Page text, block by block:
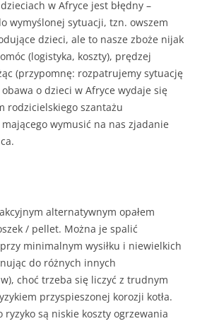
w Afryce jest błędny –
wymyślonej sytuacji, tzn. owszem
dzieci, ale to nasze zboże nijak
(logistyka, koszty), prędzej
(przypomnę: rozpatrujemy sytuację
obawa o dzieci w Afryce wydaje się
rodzicielskiego szantażu
wymusić na nas zjadanie
alternatywnym opałem
/ pellet. Można je spalić
minimalnym wysiłku i niewielkich
do różnych innych
choć trzeba się liczyć z trudnym
przyspieszonej korozji kotła.
ryzyko są niskie koszty ogrzewania